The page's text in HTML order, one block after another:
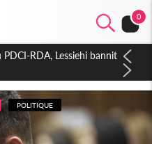
0
sanctions contre les
POLITIQUE